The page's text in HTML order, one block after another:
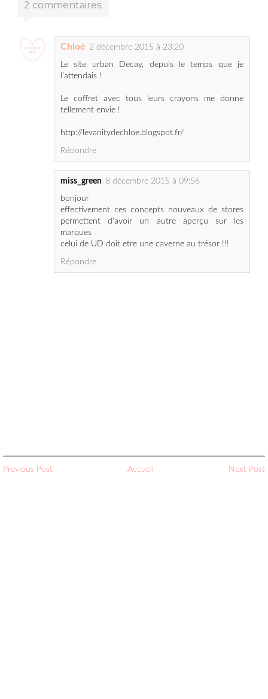
Chloé 2 décembre 2015 à 23:20
l'attendais !
Répondre
effectivement ces concepts nouveaux de stores
permettent d'avoir un autre aperçu sur les
celui de UD doit etre une caverne au trésor !!!
Répondre